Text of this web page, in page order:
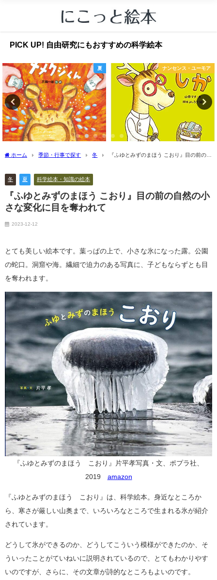
PICK UP! 自由研究にもおすすめの科学絵本
夏 ナンセンス・ユーモア
ホーム 季節・行事で探す 冬
『ふゆとみずのまほう こおり』目の前の自
冬 夏 科学絵本・知識の絵本
『ふゆとみずのまほう こおり』目の前の自然の小
さな変化に目を奪われて
2023-12-12
とても美しい絵本です。葉っぱの上で、小さな氷になった露。公園
の蛇口。洞窟や海。繊細で迫力のある写真に、子どもならずとも目
を奪われます。
『ふゆとみずのまほう こおり』片平孝写真・文、ポプラ社、
2019 amazon
『ふゆとみずのまほう こおり』は、科学絵本。身近なところか
ら、寒さが厳しい山奥まで、いろいろなところで生まれる氷が紹介
されています。
どうして氷ができるのか、どうしてこういう模様ができたのか、そ
ういったことがていねいに説明されているので、とてもわかりやす
いのですが、さらに、その文章が詩的なところもよいのです。